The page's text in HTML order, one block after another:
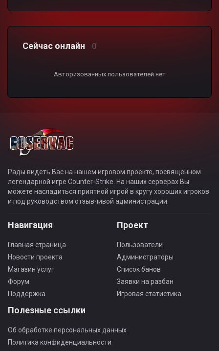
Сейчас онлайн 0
Авторизованных пользователей нет
Рады видеть Вас на нашем игровом проекте, посвященном
легендарной игре Counter-Strike. На наших серверах Вы
можете насладиться приятной игрой в кругу хороших игроков
и под руководством отзывчивой администрации.
Навигация
Главная страница
Новости проекта
Магазин услуг
Форум
Поддержка
Проект
Пользователи
Администраторы
Список банов
Заявки на разбан
Игровая статистика
Полезные ссылки
Об обработке персональных данных
Политика конфиденциальности